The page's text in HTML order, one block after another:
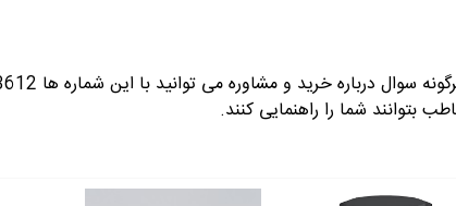
خرید و مشاوره می توانید با این شماره ها 09358343612 / 02165389693
بتوانند شما را راهنمایی کنند.